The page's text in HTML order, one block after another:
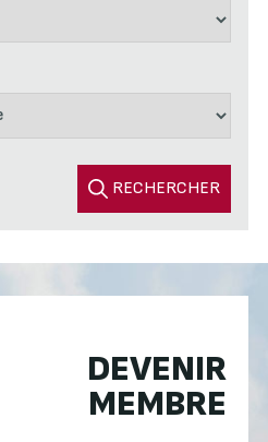
RECHERCHER
DEVENIR
MEMBRE